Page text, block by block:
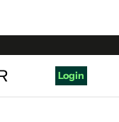
Login